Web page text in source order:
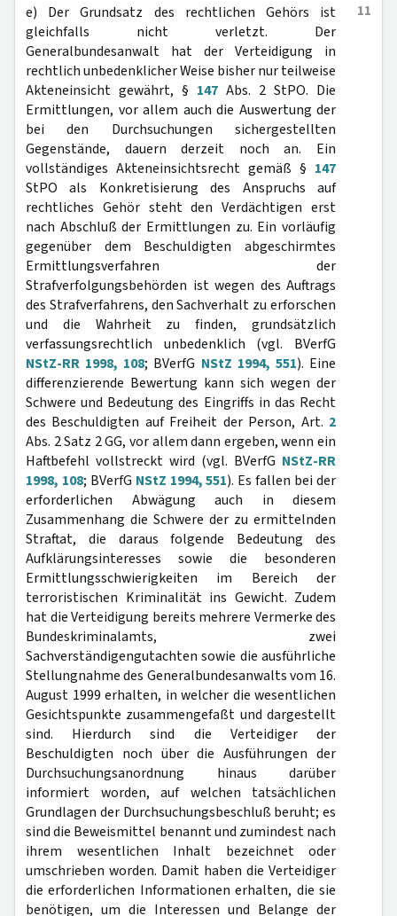
11
e) Der Grundsatz des rechtlichen Gehörs ist
gleichfalls nicht verletzt. Der
Generalbundesanwalt hat der Verteidigung in
rechtlich unbedenklicher Weise bisher nur teilweise
Akteneinsicht gewährt, § 147 Abs. 2 StPO. Die
Ermittlungen, vor allem auch die Auswertung der
bei den Durchsuchungen sichergestellten
Gegenstände, dauern derzeit noch an. Ein
vollständiges Akteneinsichtsrecht gemäß § 147
StPO als Konkretisierung des Anspruchs auf
rechtliches Gehör steht den Verdächtigen erst
nach Abschluß der Ermittlungen zu. Ein vorläufig
gegenüber dem Beschuldigten abgeschirmtes
Ermittlungsverfahren der
Strafverfolgungsbehörden ist wegen des Auftrags
des Strafverfahrens, den Sachverhalt zu erforschen
und die Wahrheit zu finden, grundsätzlich
verfassungsrechtlich unbedenklich (vgl. BVerfG
NStZ-RR 1998, 108; BVerfG NStZ 1994, 551). Eine
differenzierende Bewertung kann sich wegen der
Schwere und Bedeutung des Eingriffs in das Recht
des Beschuldigten auf Freiheit der Person, Art. 2
Abs. 2 Satz 2 GG, vor allem dann ergeben, wenn ein
Haftbefehl vollstreckt wird (vgl. BVerfG NStZ-RR
1998, 108; BVerfG NStZ 1994, 551). Es fallen bei der
erforderlichen Abwägung auch in diesem
Zusammenhang die Schwere der zu ermittelnden
Straftat, die daraus folgende Bedeutung des
Aufklärungsinteresses sowie die besonderen
Ermittlungsschwierigkeiten im Bereich der
terroristischen Kriminalität ins Gewicht. Zudem
hat die Verteidigung bereits mehrere Vermerke des
Bundeskriminalamts, zwei
Sachverständigengutachten sowie die ausführliche
Stellungnahme des Generalbundesanwalts vom 16.
August 1999 erhalten, in welcher die wesentlichen
Gesichtspunkte zusammengefaßt und dargestellt
sind. Hierdurch sind die Verteidiger der
Beschuldigten noch über die Ausführungen der
Durchsuchungsanordnung hinaus darüber
informiert worden, auf welchen tatsächlichen
Grundlagen der Durchsuchungsbeschluß beruht; es
sind die Beweismittel benannt und zumindest nach
ihrem wesentlichen Inhalt bezeichnet oder
umschrieben worden. Damit haben die Verteidiger
die erforderlichen Informationen erhalten, die sie
benötigen, um die Interessen und Belange der